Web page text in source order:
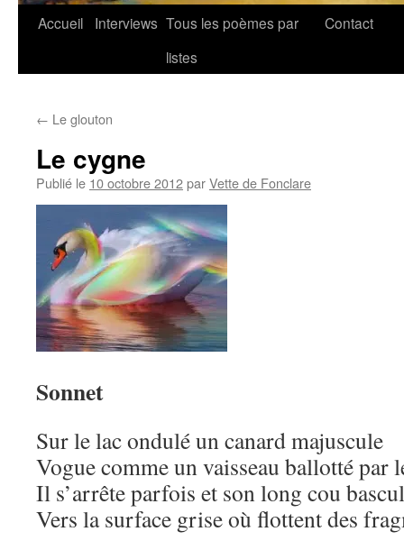
Accueil Interviews Tous les poèmes par
listes
Contact
← Le glouton
Le cygne
Publié le 10 octobre 2012parVette de Fonclare
Sonnet
Sur le lac ondulé un canard majuscule
Vogue comme un vaisseau ballotté par
Il s’arrête parfois et son long cou
Vers la surface grise où flottent des